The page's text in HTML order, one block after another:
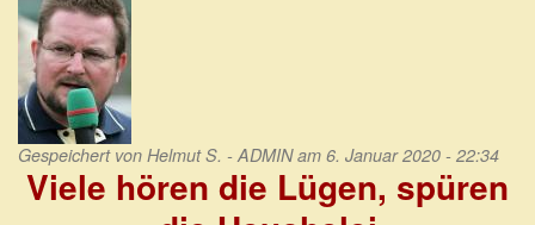
Gespeichert von Helmut S. - ADMINam 6. Januar 2020 - 22:34
Viele hören die Lügen, spüren